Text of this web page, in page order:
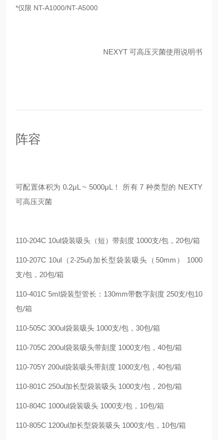
*仅限 NT-A1000/NT-A5000
NEXYT 可高压灭菌使用说明书
阵容
可配置体积为 0.2μL ~ 5000μL！ 所有 7 种类型的 NEXTY
可高压灭菌
110-204C 10ul袋装吸头（短）带刻度 1000支/包，20包/箱
110-207C 10ul（2-25ul)加长型袋装吸头（50mm） 1000
支/包，20包/箱
110-401C 5ml袋装型管长：130mm带数字刻度 250支/包10
包/箱
110-505C 300ul袋装吸头 1000支/包，30包/箱
110-705C 200ul袋装吸头带刻度 1000支/包，40包/箱
110-705Y 200ul袋装吸头带刻度 1000支/包，40包/箱
110-801C 250ul加长型袋装吸头 1000支/包，20包/箱
110-804C 1000ul袋装吸头 1000支/包，10包/箱
110-805C 1200ul加长型袋装吸头 1000支/包，10包/箱